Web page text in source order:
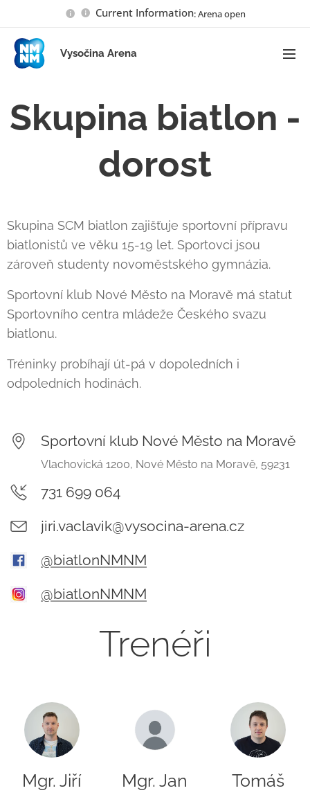
Current Information: Arena open
Vysočina Arena
Skupina biatlon -
dorost
Skupina SCM biatlon zajišťuje sportovní přípravu
biatlonistů ve věku 15-19 let. Sportovci jsou
zároveň studenty novoměstského gymnázia.
Sportovní klub Nové Město na Moravě má statut
Sportovního centra mládeže Českého svazu
biatlonu.
Tréninky probíhají út-pá v dopoledních i
odpoledních hodinách.
Sportovní klub Nové Město na Moravě
Vlachovická 1200, Nové Město na Moravě, 59231
731 699 064
jiri.vaclavik@vysocina-arena.cz
@biatlonNMNM
@biatlonNMNM
Trenéři
Mgr. Jiří
Mgr. Jan
Tomáš